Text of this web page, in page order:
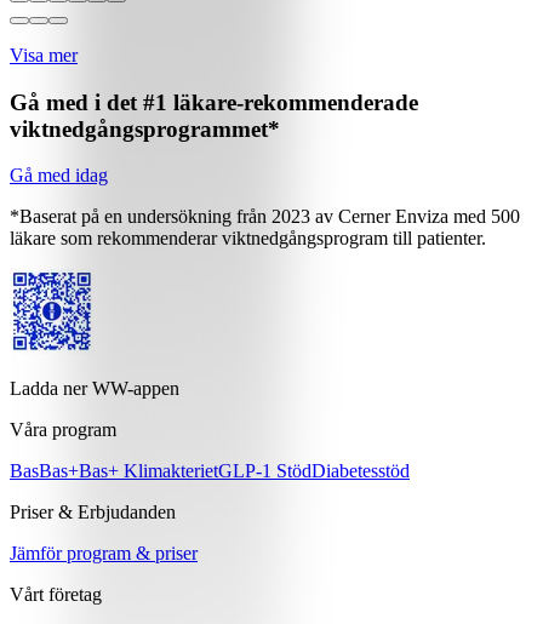
Visa mer
Gå med i det #1 läkare-rekommenderade
viktnedgångsprogrammet*
Gå med idag
*Baserat på en undersökning från 2023 av Cerner Enviza med 500
läkare som rekommenderar viktnedgångsprogram till patienter.
Ladda ner WW-appen
Våra program
BasBas+Bas+ KlimakterietGLP-1 StödDiabetesstöd
Priser & Erbjudanden
Jämför program & priser
Vårt företag